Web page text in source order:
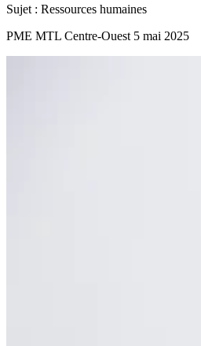
Sujet : Ressources humaines
PME MTL Centre-Ouest 5 mai 2025